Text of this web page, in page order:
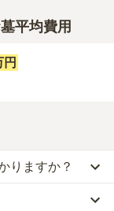
平均費用
円
りますか？
円、樹木葬が約79